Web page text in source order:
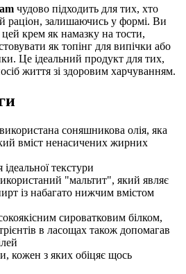
чудово підходить для тих, хто
раціон, залишаючись у формі. Ви
крем як намазку на тости,
як топінг для випічки або
Це ідеальний продукт для тих,
життя зі здоровим харчуванням.
соняшникова олія, яка
вміст ненасичених жирних
текстури
"мальтит", який являє
із набагато нижчим вмістом
сироватковим білком,
в ласощах також допомагав
кожен з яких обіцяє щось